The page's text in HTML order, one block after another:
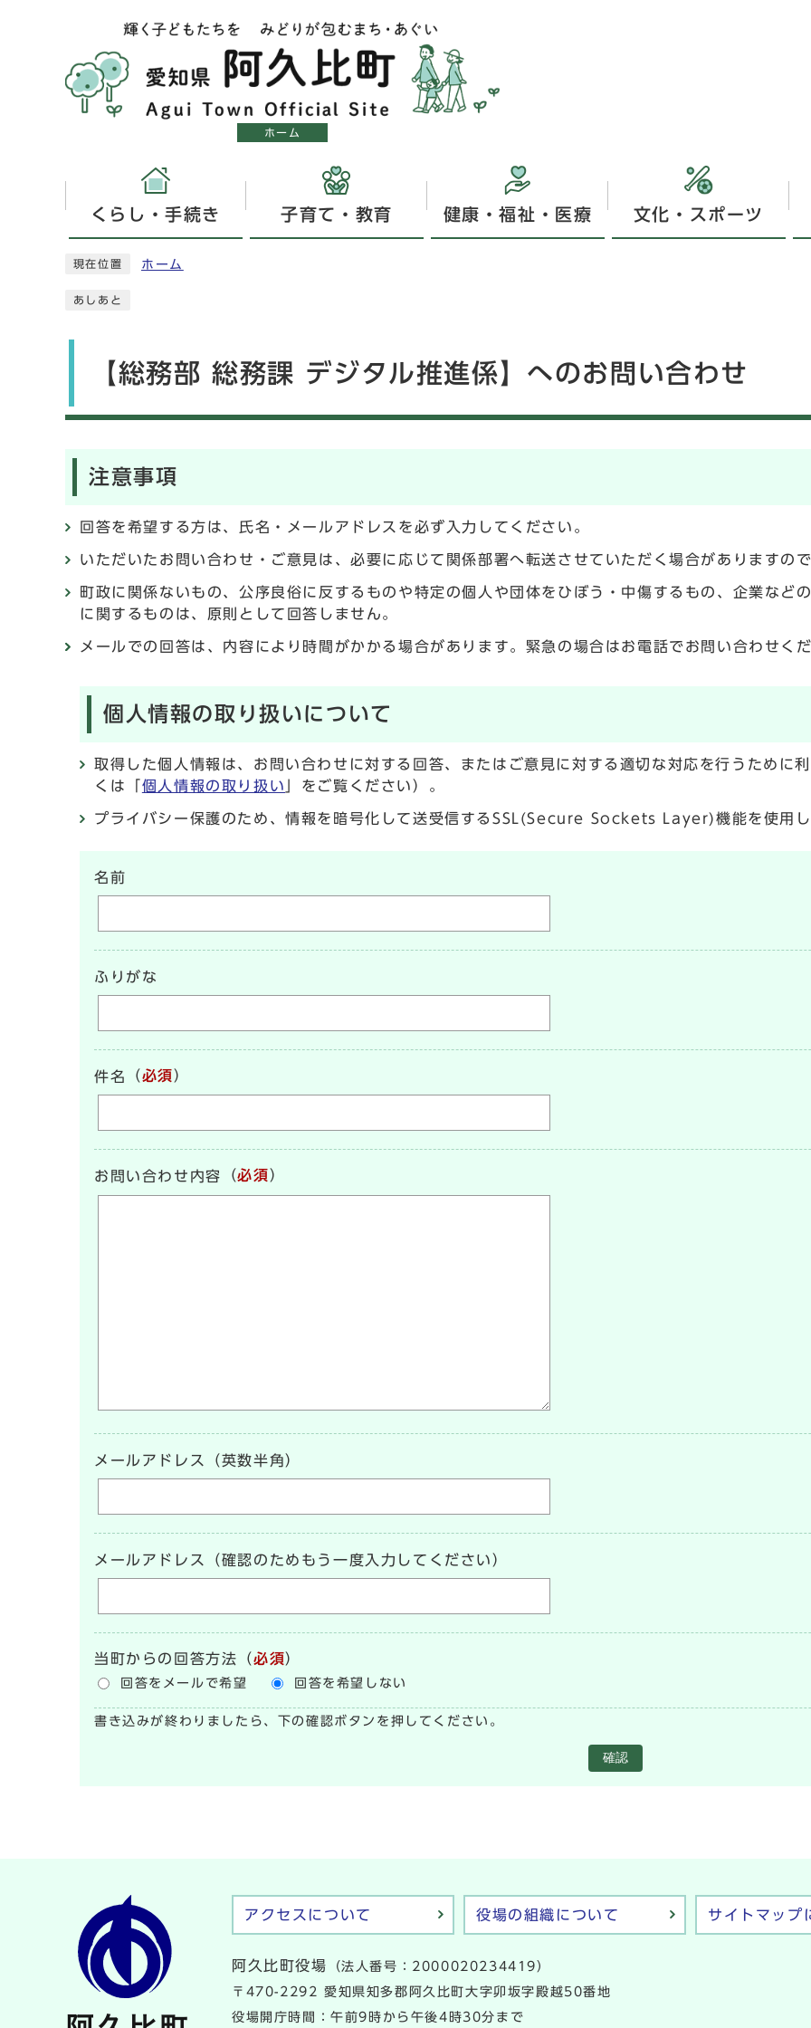
ホーム
くらし・手続き 子育て・教育 健康・福祉・医療 文化・スポーツ
現在位置 ホーム
あしあと
【総務部 総務課 デジタル推進係】へのお問い合わせ
注意事項
回答を希望する方は、氏名・メールアドレスを必ず入力してください。
いただいたお問い合わせ・ご意見は、必要に応じて関係部署へ転送させていただく場合がありますの
町政に関係ないもの、公序良俗に反するものや特定の個人や団体をひぼう・中傷するもの、企業など
に関するものは、原則として回答しません。
メールでの回答は、内容により時間がかかる場合があります。緊急の場合はお電話でお問い合わせくだ
個人情報の取り扱いについて
取得した個人情報は、お問い合わせに対する回答、またはご意見に対する適切な対応を行うために
くは「 個人情報の取り扱い 」をご覧ください）。
プライバシー保護のため、情報を暗号化して送受信するSSL(Secure Sockets Layer)機能を使用し
名前
ふりがな
件名 （必須）
お問い合わせ内容 （必須）
メールアドレス（英数半角）
メールアドレス（確認のためもう一度入力してください）
当町からの回答方法 （必須）
回答をメールで希望 回答を希望しない
書き込みが終わりましたら、下の確認ボタンを押してください。
確認
アクセスについて 役場の組織について サイトマップ
阿久比町役場
（法人番号：2000020234419）
〒470-2292 愛知県知多郡阿久比町大字卯坂字殿越50番地
役場開庁時間：午前9時から午後4時30分まで